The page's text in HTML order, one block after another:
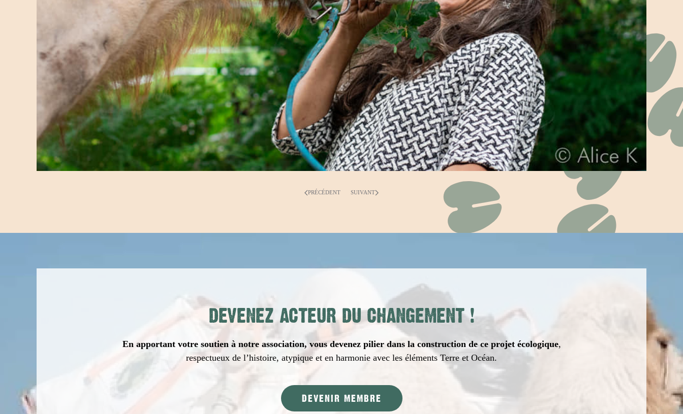
PRÉCÉDENT SUIVANT
DEVENEZ ACTEUR DU CHANGEMENT!
En apportant votre soutien à notre association, vous devenez pilier dans la construction de ce projet écologique,
respectueux de l’histoire, atypique et en harmonie avec les éléments Terre et Océan.
DEVENIR MEMBRE